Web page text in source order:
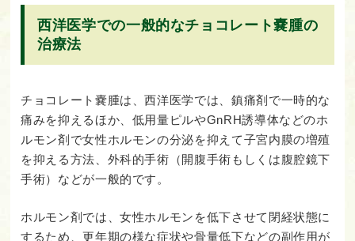
西洋医学での一般的なチョコレート嚢腫の
治療法
チョコレート嚢腫は、西洋医学では、鎮痛剤で一時的な
痛みを抑えるほか、低用量ピルやGnRH誘導体などのホ
ルモン剤で女性ホルモンの分泌を抑えて子宮内膜の増殖
を抑える方法、外科的手術（開腹手術もしくは腹腔鏡下
手術）などが一般的です。
ホルモン剤では、女性ホルモンを低下させて閉経状態に
するため、更年期の様な症状や骨量低下などの副作用が